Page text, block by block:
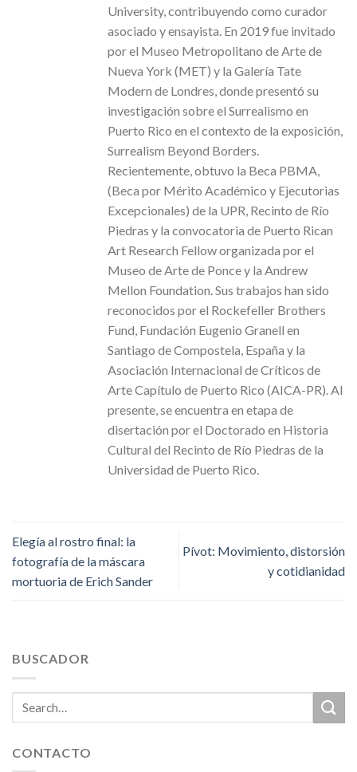
University, contribuyendo como curador
asociado y ensayista. En 2019 fue invitado
por el Museo Metropolitano de Arte de
Nueva York (MET) y la Galería Tate
Modern de Londres, donde presentó su
investigación sobre el Surrealismo en
Puerto Rico en el contexto de la exposición,
Surrealism Beyond Borders.
Recientemente, obtuvo la Beca PBMA,
(Beca por Mérito Académico y Ejecutorias
Excepcionales) de la UPR, Recinto de Río
Piedras y la convocatoria de Puerto Rican
Art Research Fellow organizada por el
Museo de Arte de Ponce y la Andrew
Mellon Foundation. Sus trabajos han sido
reconocidos por el Rockefeller Brothers
Fund, Fundación Eugenio Granell en
Santiago de Compostela, España y la
Asociación Internacional de Críticos de
Arte Capítulo de Puerto Rico (AICA-PR). Al
presente, se encuentra en etapa de
disertación por el Doctorado en Historia
Cultural del Recinto de Río Piedras de la
Universidad de Puerto Rico.
Elegía al rostro final: la
fotografía de la máscara
mortuoria de Erich Sander
Pívot: Movimiento, distorsión
y cotidianidad
BUSCADOR
CONTACTO